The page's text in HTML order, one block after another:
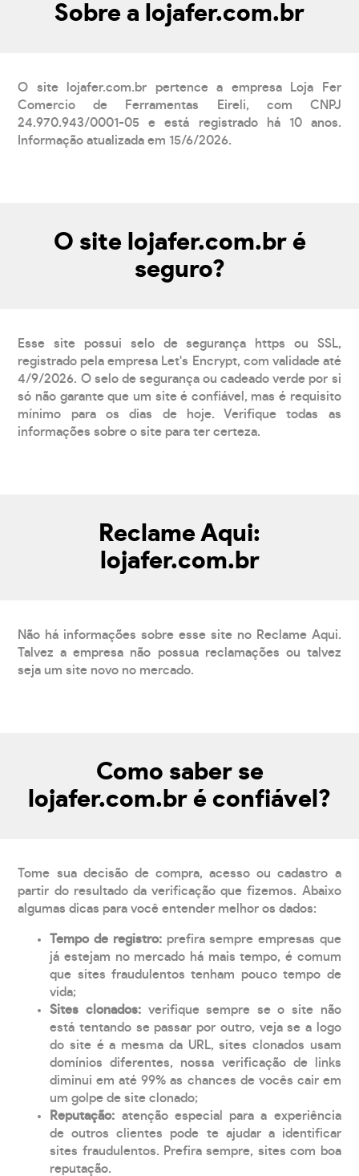
Sobre a lojafer.com.br
O site lojafer.com.br pertence a empresa Loja Fer
Comercio de Ferramentas Eireli, com CNPJ
24.970.943/0001-05 e está registrado há 10 anos.
Informação atualizada em 15/6/2026.
O site lojafer.com.br é
seguro?
Esse site possui selo de segurança https ou SSL,
registrado pela empresa Let's Encrypt, com validade até
4/9/2026. O selo de segurança ou cadeado verde por si
só não garante que um site é confiável, mas é requisito
mínimo para os dias de hoje. Verifique todas as
informações sobre o site para ter certeza.
Reclame Aqui:
lojafer.com.br
Não há informações sobre esse site no Reclame Aqui.
Talvez a empresa não possua reclamações ou talvez
seja um site novo no mercado.
Como saber se
lojafer.com.br é confiável?
Tome sua decisão de compra, acesso ou cadastro a
partir do resultado da verificação que fizemos. Abaixo
algumas dicas para você entender melhor os dados:
Tempo de registro: prefira sempre empresas que
já estejam no mercado há mais tempo, é comum
que sites fraudulentos tenham pouco tempo de
vida;
Sites clonados: verifique sempre se o site não
está tentando se passar por outro, veja se a logo
do site é a mesma da URL, sites clonados usam
domínios diferentes, nossa verificação de links
diminui em até 99% as chances de vocês cair em
um golpe de site clonado;
Reputação: atenção especial para a experiência
de outros clientes pode te ajudar a identificar
sites fraudulentos. Prefira sempre, sites com boa
reputação.